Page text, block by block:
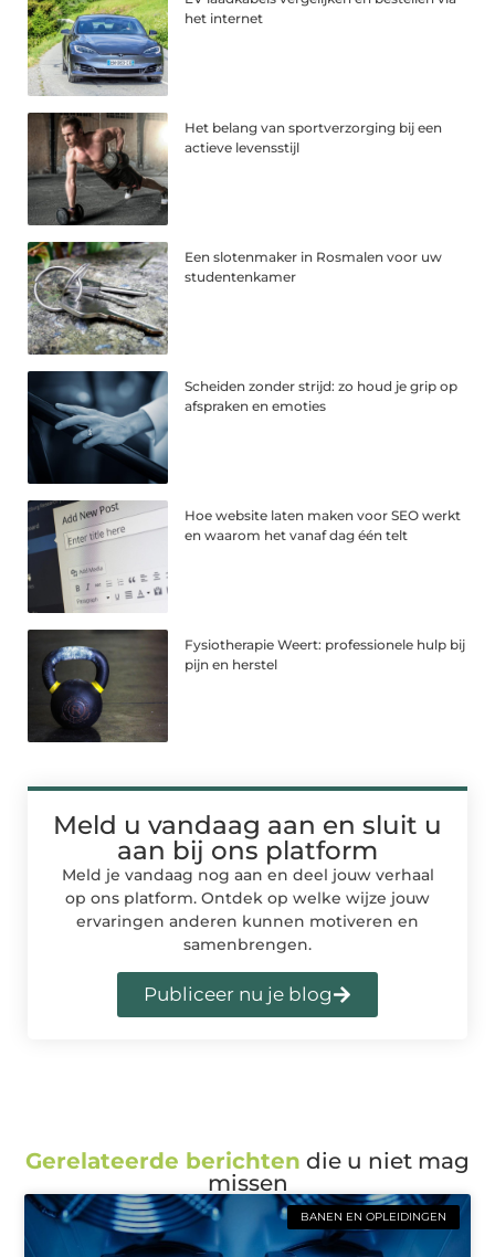
het internet
Het belang van sportverzorging bij een
actieve levensstijl
Een slotenmaker in Rosmalen voor uw
studentenkamer
Scheiden zonder strijd: zo houd je grip op
afspraken en emoties
Hoe website laten maken voor SEO werkt
en waarom het vanaf dag één telt
Fysiotherapie Weert: professionele hulp bij
pijn en herstel
Meld u vandaag aan en sluit u
aan bij ons platform
Meld je vandaag nog aan en deel jouw verhaal
op ons platform. Ontdek op welke wijze jouw
ervaringen anderen kunnen motiveren en
samenbrengen.
Publiceer nu je blog
Gerelateerde berichten die u niet mag
missen
BANEN EN OPLEIDINGEN